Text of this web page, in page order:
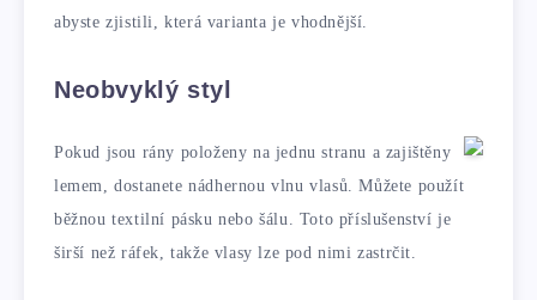
abyste zjistili, která varianta je vhodnější.
Neobvyklý styl
Pokud jsou rány položeny na jednu stranu a zajištěny
lemem, dostanete nádhernou vlnu vlasů. Můžete použít
běžnou textilní pásku nebo šálu. Toto příslušenství je
širší než ráfek, takže vlasy lze pod nimi zastrčit.